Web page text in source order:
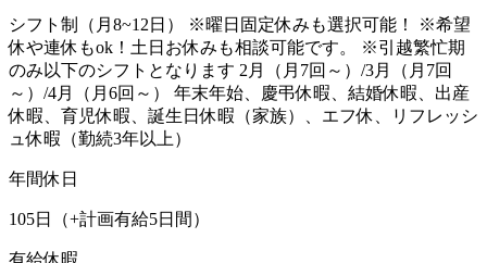
シフト制（月8~12日） ※曜日固定休みも選択可能！ ※希望
休や連休もok！土日お休みも相談可能です。 ※引越繁忙期
のみ以下のシフトとなります 2月（月7回～）/3月（月7回
～）/4月（月6回～） 年末年始、慶弔休暇、結婚休暇、出産
休暇、育児休暇、誕生日休暇（家族）、エフ休、リフレッシ
ュ休暇（勤続3年以上）
年間休日
105日（+計画有給5日間）
有給休暇